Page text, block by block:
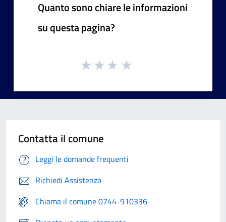
Quanto sono chiare le informazioni
su questa pagina?
Contatta il comune
Leggi le domande frequenti
Richiedi Assistenza
Chiama il comune 0744-910336